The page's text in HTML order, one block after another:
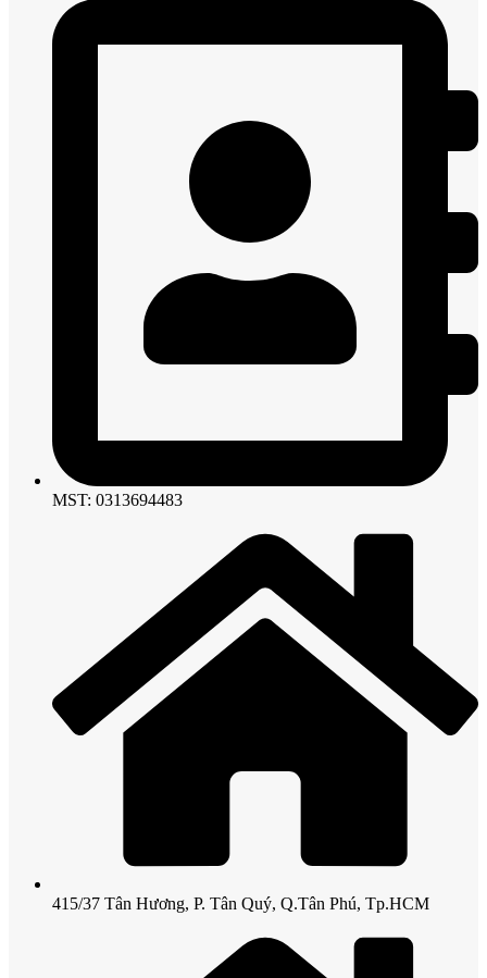
MST: 0313694483
415/37 Tân Hương, P. Tân Quý, Q.Tân Phú, Tp.HCM